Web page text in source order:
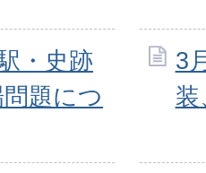
・史跡
題につ
3